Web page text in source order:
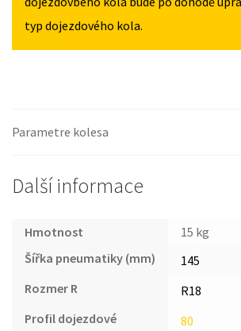
MNOŽSTVÍ
typ dojezdového kola.
Parametre kolesa
Další informace
Hmotnost
15 kg
Šířka pneumatiky (mm)
145
Rozmer R
R18
Profil dojezdové
80